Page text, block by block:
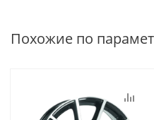
Похожие по